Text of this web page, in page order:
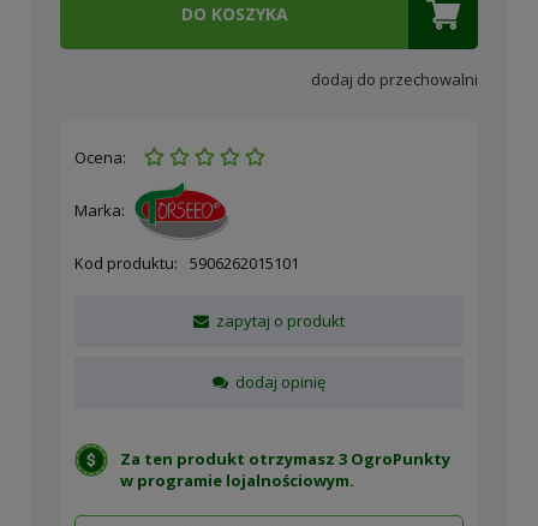
DO KOSZYKA
dodaj do przechowalni
Ocena:
Marka:
Kod produktu: 5906262015101
zapytaj o produkt
dodaj opinię
Za ten produkt otrzymasz 3 OgroPunkty
w programie lojalnościowym.